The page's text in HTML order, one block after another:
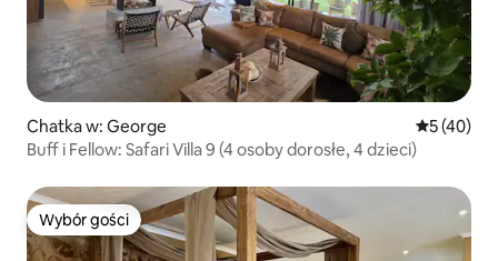
Chatka w: George Średnia
5 (40)
Buff i Fellow: Safari Villa 9 (4 osoby dorosłe, 4 dzieci)
Wybór gości
Wybór gości